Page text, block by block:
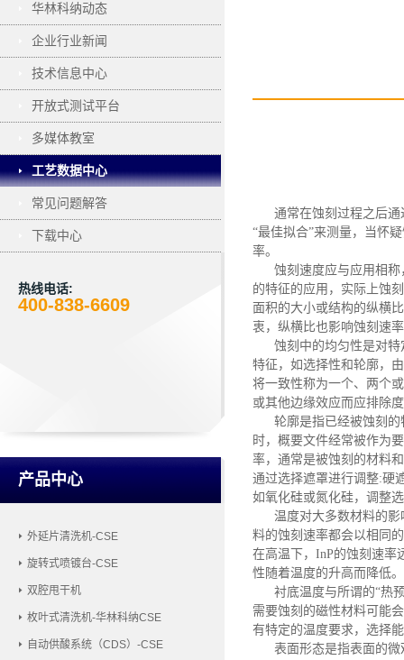
华林科纳动态
企业行业新闻
技术信息中心
开放式测试平台
多媒体教室
工艺数据中心
常见问题解答
下载中心
热线电话:
400-838-6609
产品中心
外延片清洗机-CSE
旋转式喷镀台-CSE
双腔甩干机
枚叶式清洗机-华林科纳CSE
自动供酸系统（CDS）-CSE
通常在蚀刻过程之后
“最佳拟合”来测量，当怀
率。
蚀刻速度应与应用相
的特征的应用，实际上蚀
面积的大小或结构的纵横比
衷，纵横比也影响蚀刻速
蚀刻中的均匀性是对
特征，如选择性和轮廓，
将一致性称为一个、两个
或其他边缘效应而应排除
轮廓是指已经被蚀刻
时，概要文件经常被作为
率，通常是被蚀刻的材料
通过选择遮罩进行调整:硬
如氧化硅或氮化硅，调整
温度对大多数材料的
料的蚀刻速率都会以相同
在高温下，InP的蚀刻速率
性随着温度的升高而降低。
衬底温度与所谓的“热
需要蚀刻的磁性材料可能
有特定的温度要求，选择
表面形态是指表面的